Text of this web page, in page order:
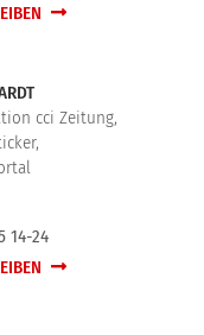
cci Zeitung,
14-24